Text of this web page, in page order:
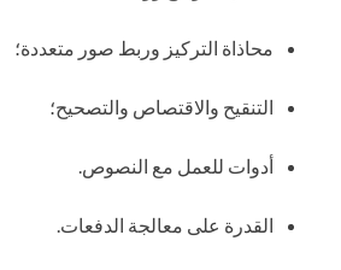
محاذاة التركيز وربط صور متعددة؛
التنقيح والاقتصاص والتصحيح؛
أدوات للعمل مع النصوص.
القدرة على معالجة الدفعات.